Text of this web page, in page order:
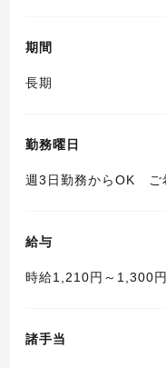
期間
長期
勤務曜日
週3日勤務からOK ご
給与
時給1,210円～1,300円
諸手当